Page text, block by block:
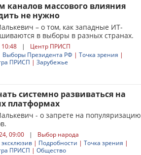
каналов массового влияния
не нужно
– о том, как западные ИТ-
в выборы в разных странах.
|
Центр ПРИСП
Выборы Президента РФ | Точка зрения |
ПРИСП | Зарубежье
системно развиваться на
платформах
- о запрете на популяризацию
09:00 |
Выбор народа
| Подробности | Точка зрения |
ПРИСП | Общество